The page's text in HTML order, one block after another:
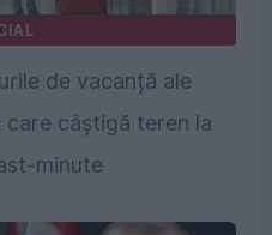
de vacanță ale
câștigă teren la
minute